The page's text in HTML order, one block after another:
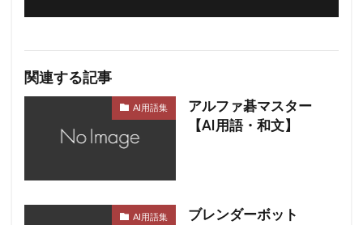
関連する記事
AI用語集
アルファ碁マスター
【AI用語・和文】
AI用語集
ブレンダーボット